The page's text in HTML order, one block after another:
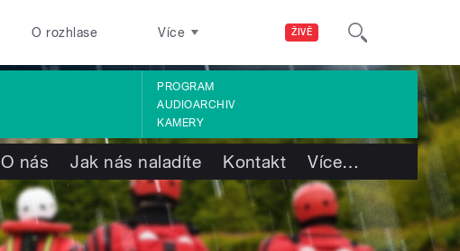
ŽIVĚ
O rozhlase Více
PROGRAM
AUDIOARCHIV
KAMERY
O nás Jak nás naladíte Kontakt Více…